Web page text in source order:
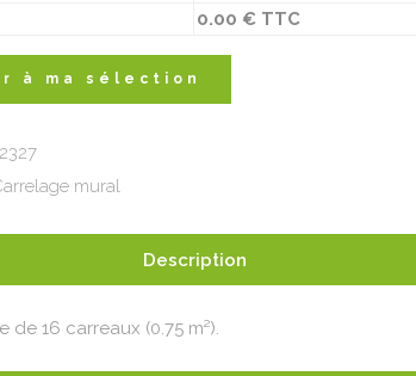
0.00 € TTC
à ma sélection
mural
Description
de 16 carreaux (0.75 m²).